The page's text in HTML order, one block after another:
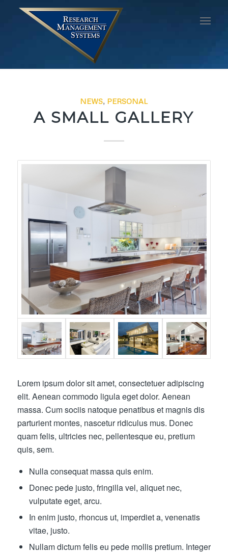
NEWS, PERSONAL
A SMALL GALLERY
Lorem ipsum dolor sit amet, consectetuer adipiscing
elit. Aenean commodo ligula eget dolor. Aenean
massa. Cum sociis natoque penatibus et magnis dis
parturient montes, nascetur ridiculus mus. Donec
quam felis, ultricies nec, pellentesque eu, pretium
quis, sem.
Nulla consequat massa quis enim.
Donec pede justo, fringilla vel, aliquet nec,
vulputate eget, arcu.
In enim justo, rhoncus ut, imperdiet a, venenatis
vitae, justo.
Nullam dictum felis eu pede mollis pretium. Integer